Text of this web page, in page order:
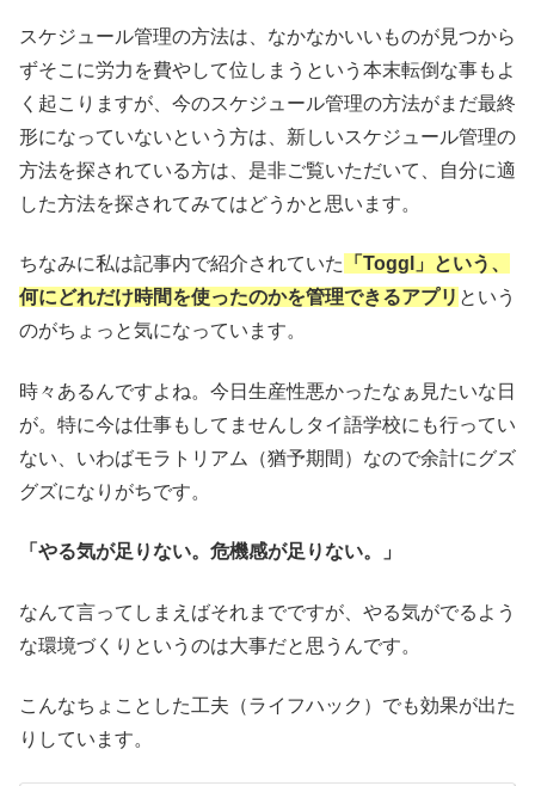
スケジュール管理の方法は、なかなかいいものが見つから
ずそこに労力を費やして位しまうという本末転倒な事もよ
く起こりますが、今のスケジュール管理の方法がまだ最終
形になっていないという方は、新しいスケジュール管理の
方法を探されている方は、是非ご覧いただいて、自分に適
した方法を探されてみてはどうかと思います。
ちなみに私は記事内で紹介されていた
「Toggl」という、
何にどれだけ時間を使ったのかを管理できるアプリ という
のがちょっと気になっています。
時々あるんですよね。今日生産性悪かったなぁ見たいな日
が。特に今は仕事もしてませんしタイ語学校にも行ってい
ない、いわばモラトリアム（猶予期間）なので余計にグズ
グズになりがちです。
「やる気が足りない。危機感が足りない。」
なんて言ってしまえばそれまでですが、やる気がでるよう
な環境づくりというのは大事だと思うんです。
こんなちょことした工夫（ライフハック）でも効果が出た
りしています。